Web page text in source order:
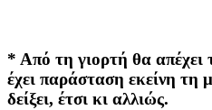
* Από τη γιορτή θα απέχει
έχει παράσταση εκείνη
δείξει, έτσι κι αλλιώς.